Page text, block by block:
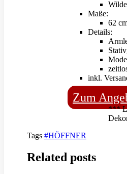
Maße:
62
Details:
inkl.
Zum
***
Tags #HÖFFNER
Related posts